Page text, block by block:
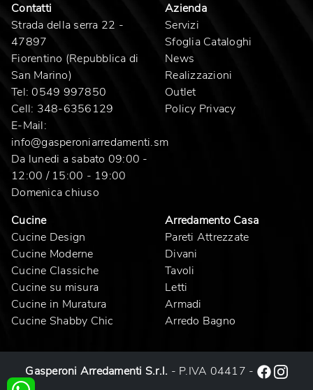
Contatti
Strada della serra 22 -
47897
Fiorentino (Repubblica di
San Marino)
Tel: 0549 997850
Cell: 348-6356129
E-Mail:
info@gasperoniarredamenti.sm
Da lunedi a sabato 09:00 -
12:00 / 15:00 - 19:00
Domenica chiuso
Azienda
Servizi
Sfoglia Cataloghi
News
Realizzazioni
Outlet
Policy Privacy
Cucine
Cucine Design
Cucine Moderne
Cucine Classiche
Cucine su misura
Cucine in Muratura
Cucine Shabby Chic
Arredamento Casa
Pareti Attrezzate
Divani
Tavoli
Letti
Armadi
Arredo Bagno
Gasperoni Arredamenti S.r.l. - P.IVA 04417 -